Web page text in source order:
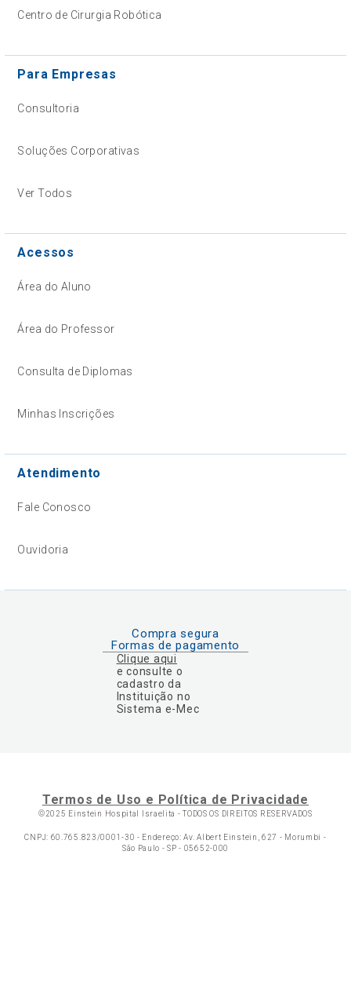
Centro de Cirurgia Robótica
Para Empresas
Consultoria
Soluções Corporativas
Ver Todos
Acessos
Área do Aluno
Área do Professor
Consulta de Diplomas
Minhas Inscrições
Atendimento
Fale Conosco
Ouvidoria
Compra segura
Formas de pagamento
Clique aqui
e consulte o
cadastro da
Instituição no
Sistema e-Mec
Termos de Uso e Política de Privacidade
©2025 Einstein Hospital Israelita - TODOS OS DIREITOS RESERVADOS
CNPJ: 60.765.823/0001-30 - Endereço: Av. Albert Einstein, 627 - Morumbi -
São Paulo - SP - 05652-000